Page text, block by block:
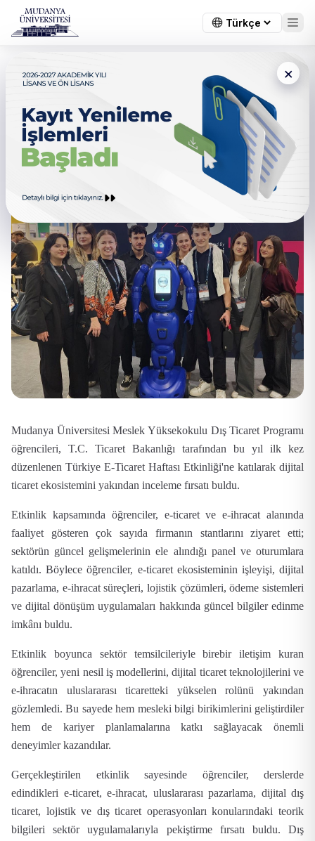
×
Ticaret Bakanlığı, Türkiye E-
Ticaret Haftası Etkinliği
(İstanbul)
Mudanya Üniversitesi Meslek Yüksekokulu Dış Ticaret Programı
öğrencileri, T.C. Ticaret Bakanlığı tarafından bu yıl ilk kez
düzenlenen Türkiye E-Ticaret Haftası Etkinliği'ne katılarak dijital
ticaret ekosistemini yakından inceleme fırsatı buldu.
Etkinlik kapsamında öğrenciler, e-ticaret ve e-ihracat alanında
faaliyet gösteren çok sayıda firmanın stantlarını ziyaret etti;
sektörün güncel gelişmelerinin ele alındığı panel ve oturumlara
katıldı. Böylece öğrenciler, e-ticaret ekosisteminin işleyişi,dijital
pazarlama, e-ihracat süreçleri,lojistik çözümleri,ödeme sistemleri
vedijital dönüşüm uygulamaları hakkında güncel bilgiler edinme
imkânı buldu.
Etkinlik boyunca sektör temsilcileriyle birebir iletişim kuran
öğrenciler,yeni nesil iş modellerini,dijital ticaret teknolojilerini ve
e-ihracatın uluslararası ticaretteki yükselen rolünü yakından
gözlemledi. Bu sayede hem mesleki bilgi birikimlerini geliştirdiler
hem de kariyer planlamalarına katkı sağlayacak önemli
deneyimler kazandılar.
Gerçekleştirilen etkinlik sayesinde öğrenciler, derslerde
edindikleri e-ticaret, e-ihracat, uluslararası pazarlama, dijital dış
ticaret, lojistikve dış ticaret operasyonları konularındaki teorik
bilgileri sektör uygulamalarıyla pekiştirme fırsatı buldu. Dış